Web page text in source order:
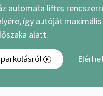
automata liftes
így autóját
alatt.